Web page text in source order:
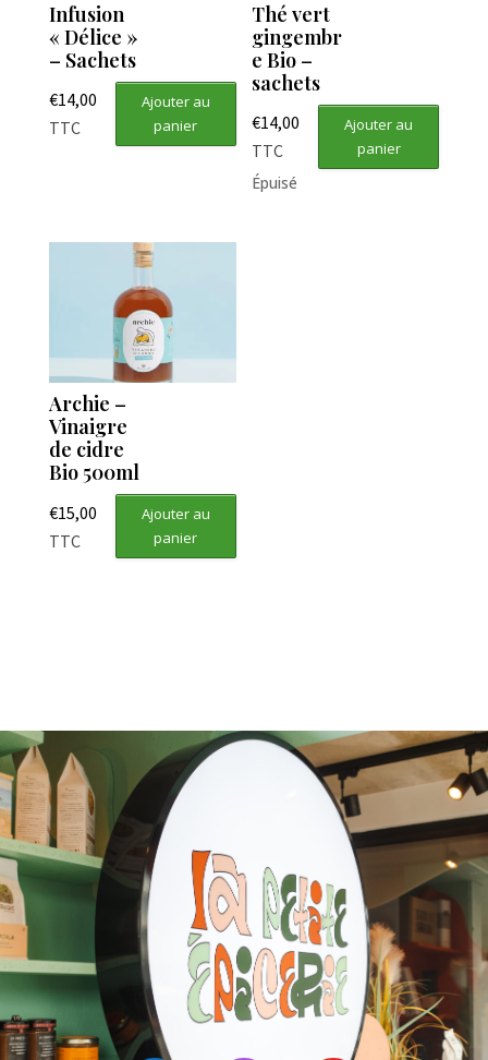
Infusion
« Délice »
– Sachets
€14,00
TTC
Ajouter au
panier
Thé vert
gingembr
e Bio –
sachets
€14,00
TTC
Ajouter au
panier
Épuisé
Archie –
Vinaigre
de cidre
Bio 500ml
€15,00
TTC
Ajouter au
panier